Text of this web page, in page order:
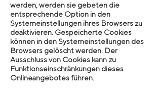
werden, werden sie gebeten die
entsprechende Option in den
Systemeinstellungen ihres Browsers zu
deaktivieren. Gespeicherte Cookies
können in den Systemeinstellungen des
Browsers gelöscht werden. Der
Ausschluss von Cookies kann zu
Funktionseinschränkungen dieses
Onlineangebotes führen.